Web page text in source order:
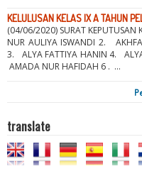
KELULUSAN KELAS IX A TAHUN
(04/06/2020) SURAT KEPUTUSAN
NUR AULIYA ISWANDI 2.
3. ALYA FATTIYA HANIN 4.
AMADA NUR HAFIDAH 6 . ...
translate